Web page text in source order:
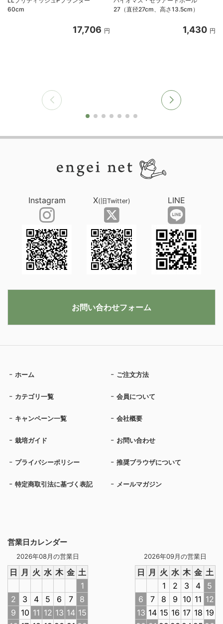
60cm
17,706 円
27（直径27cm、高さ13.5cm）
1,430 円
営業日カレンダー
2026年08月の営業日
日 月 火 水 木 金 土
1
2
3 4 5 6 7
8
9 10 11 12 13 14 15
2026年09月の営業日
日 月 火 水 木 金 土
1
2 3 4
5
6
7 8 9 10 11 12
13 14 15 16 17 18 19
ホーム ご注文方法
カテゴリ一覧 会員について
キャンペーン一覧 会社概要
栽培ガイド お問い合わせ
プライバシーポリシー 推奨ブラウザについて
特定商取引法に基づく表記 メールマガジン
Instagram X(旧Twitter) LINE
お問い合わせフォーム